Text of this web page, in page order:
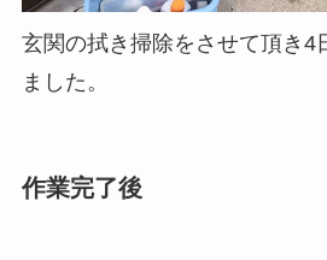
玄関の拭き掃除をさせて頂き4
ました。
作業完了後